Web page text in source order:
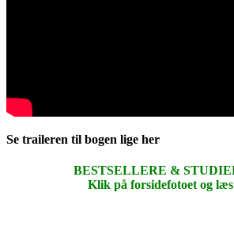
Se traileren til bogen lige her
BESTSELLERE &
Klik på forsidefotoet og